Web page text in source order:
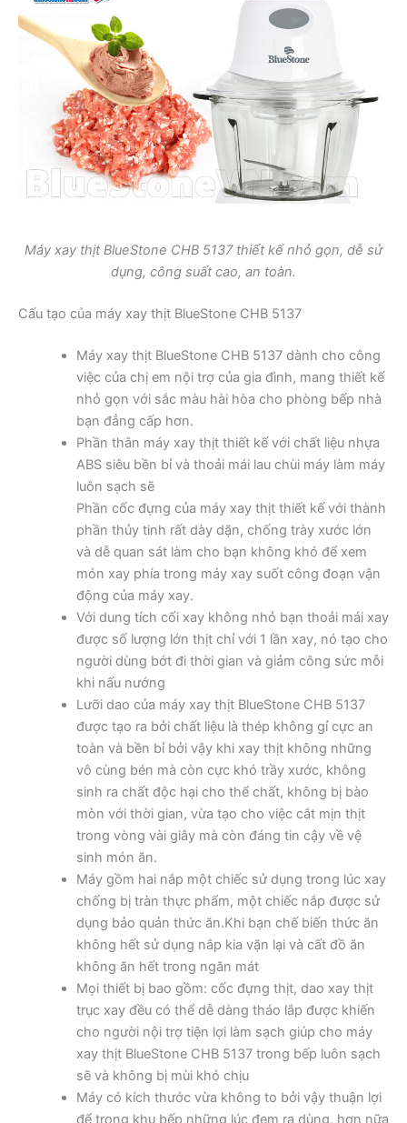
Máy xay thịt BlueStone CHB 5137 thiết kế nhỏ gọn, dễ sử
dụng, công suất cao, an toàn.
Cấu tạo của máy xay thịt BlueStone CHB 5137
Máy xay thịt BlueStone CHB 5137 dành cho công
việc của chị em nội trợ của gia đình, mang thiết kế
nhỏ gọn với sắc màu hài hòa cho phòng bếp nhà
bạn đẳng cấp hơn.
Phần thân máy xay thịt thiết kế với chất liệu nhựa
ABS siêu bền bỉ và thoải mái lau chùi máy làm máy
luôn sạch sẽ
Phần cốc đựng của máy xay thịt thiết kế với thành
phần thủy tinh rất dày dặn, chống trày xước lớn
và dễ quan sát làm cho bạn không khó để xem
món xay phía trong máy xay suốt công đoạn vận
động của máy xay.
Với dung tích cối xay không nhỏ bạn thoải mái xay
được số lượng lớn thịt chỉ với 1 lần xay, nó tạo cho
người dùng bớt đi thời gian và giảm công sức mỗi
khi nấu nướng
Lưỡi dao của máy xay thịt BlueStone CHB 5137
được tạo ra bởi chất liệu là thép không gỉ cực an
toàn và bền bỉ bởi vậy khi xay thịt không những
vô cùng bén mà còn cực khó trầy xước, không
sinh ra chất độc hại cho thể chất, không bị bào
mòn với thời gian, vừa tạo cho việc cắt mịn thịt
trong vòng vài giây mà còn đáng tin cậy về vệ
sinh món ăn.
Máy gồm hai nắp một chiếc sử dụng trong lúc xay
chống bị tràn thực phẩm, một chiếc nắp được sử
dụng bảo quản thức ăn.Khi bạn chế biến thức ăn
không hết sử dụng nắp kia vặn lại và cất đồ ăn
không ăn hết trong ngăn mát
Mọi thiết bị bao gồm: cốc đựng thịt, dao xay thịt
trục xay đều có thể dễ dàng tháo lắp được khiến
cho người nội trợ tiện lợi làm sạch giúp cho máy
xay thịt BlueStone CHB 5137 trong bếp luôn sạch
sẽ và không bị mùi khó chịu
Máy có kích thước vừa không to bởi vậy thuận lợi
để trong khu bếp những lúc đem ra dùng, hơn nữa